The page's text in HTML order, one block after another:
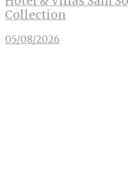
Collection
05/08/2026